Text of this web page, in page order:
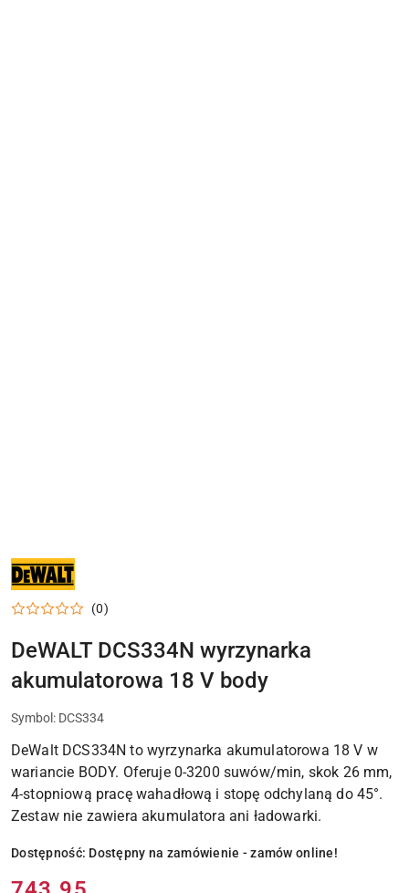
NARZĘDZIA
ELEKTRONARZĘDZIA
DEWALT
DO
DOMU
MONTAŻOWYCH
(0)
DeWALT DCS334N wyrzynarka
akumulatorowa 18 V body
Symbol: DCS334
DeWalt DCS334N to wyrzynarka akumulatorowa 18 V w
wariancie BODY. Oferuje 0-3200 suwów/min, skok 26 mm,
4-stopniową pracę wahadłową i stopę odchylaną do 45°.
Zestaw nie zawiera akumulatora ani ładowarki.
Dostępność: Dostępny na zamówienie - zamów online!